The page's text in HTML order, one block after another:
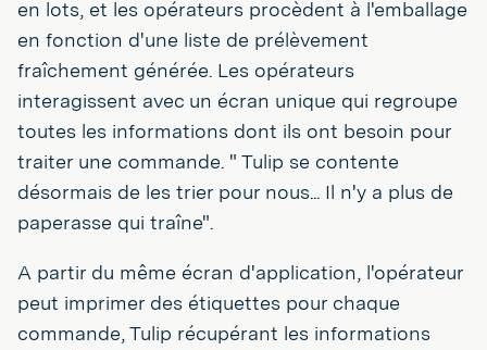
en lots, et les opérateurs procèdent à l'emballage
en fonction d'une liste de prélèvement
fraîchement générée. Les opérateurs
interagissent avec un écran unique qui regroupe
toutes les informations dont ils ont besoin pour
traiter une commande. " Tulip se contente
désormais de les trier pour nous... Il n'y a plus de
paperasse qui traîne".
A partir du même écran d'application, l'opérateur
peut imprimer des étiquettes pour chaque
commande, Tulip récupérant les informations